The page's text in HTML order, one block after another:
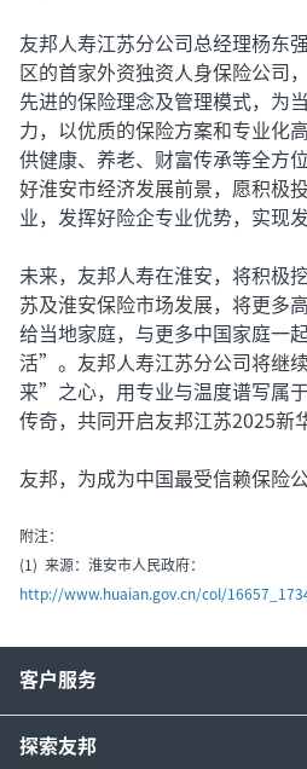
友邦人寿江苏分公司总经理杨东
区的首家外资独资人身保险公司
先进的保险理念及管理模式，为
力，以优质的保险方案和专业化
供健康、养老、财富传承等全方
好淮安市经济发展前景，愿积极
业，发挥好险企专业优势，实现
未来，友邦人寿在淮安，将积极
苏及淮安保险市场发展，将更多
给当地家庭，与更多中国家庭一
活”。友邦人寿江苏分公司将继
来”之心，用专业与温度谱写属
传奇，共同开启友邦江苏2025新
友邦，为成为中国最受信赖保险
附注：
(1) 来源：淮安市人民政府：
http://www.huaian.gov.cn/col/
客户服务
探索友邦